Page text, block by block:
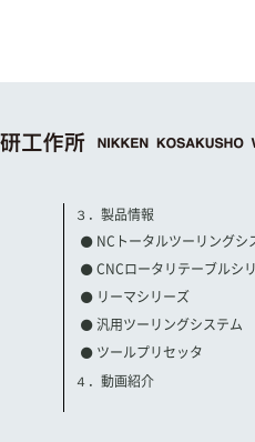
３．製品情報
NCトータルツーリングシ
CNCロータリテーブルシ
リーマシリーズ
汎用ツーリングシステム
ツールプリセッタ
４．動画紹介